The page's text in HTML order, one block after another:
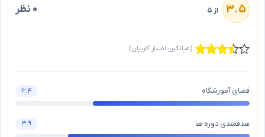
۳.۵ از ۵ ۰ نظر
(میانگین امتیاز کاربران)
فضای آموزشگاه ۳.۴
هدفمندی دوره ها ۳.۹